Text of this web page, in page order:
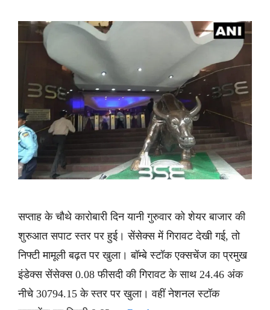
सप्ताह के चौथे कारोबारी दिन यानी गुरुवार को शेयर बाजार की
शुरुआत सपाट स्तर पर हुई। सेंसेक्स में गिरावट देखी गई, तो
निफ्टी मामूली बढ़त पर खुला। बॉम्बे स्टॉक एक्सचेंज का प्रमुख
इंडेक्स सेंसेक्स 0.08 फीसदी की गिरावट के साथ 24.46 अंक
नीचे 30794.15 के स्तर पर खुला। वहीं नेशनल स्टॉक